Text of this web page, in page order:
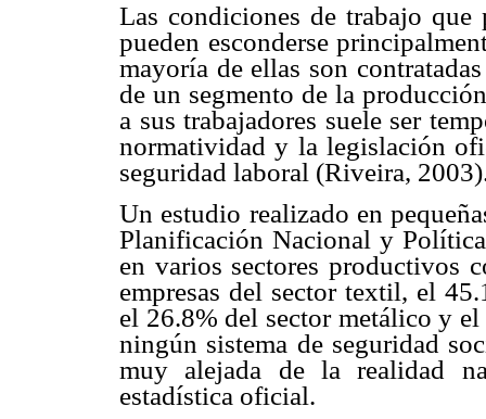
Las condiciones de trabajo
pueden esconderse
mayoría de ellas son
de un segmento de la
a sus trabajadores suele ser
normatividad y la legislación
seguridad laboral (Riveira,
Un estudio realizado en
Planificación Nacional y
en varios sectores productivos
empresas del sector textil, el
el 26.8% del sector metálico y el
ningún sistema de seguridad
muy alejada de la realidad
estadística oficial.